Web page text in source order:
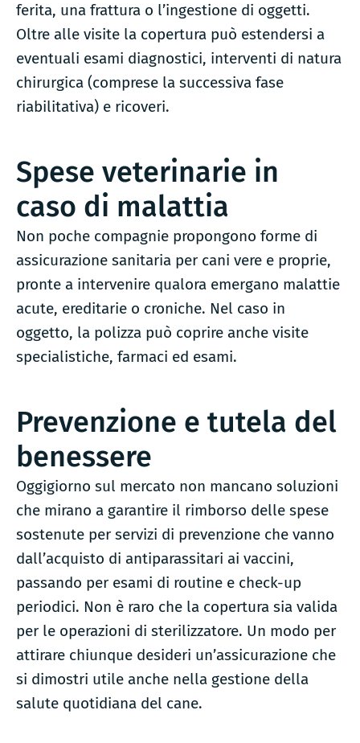
ferita, una frattura o l’ingestione di oggetti.
Oltre alle visite la copertura può estendersi a
eventuali esami diagnostici, interventi di natura
chirurgica (comprese la successiva fase
riabilitativa) e ricoveri.
Spese veterinarie in
caso di malattia
Non poche compagnie propongono forme di
assicurazione sanitaria per cani vere e proprie,
pronte a intervenire qualora emergano malattie
acute, ereditarie o croniche. Nel caso in
oggetto, la polizza può coprire anche visite
specialistiche, farmaci ed esami.
Prevenzione e tutela del
benessere
Oggigiorno sul mercato non mancano soluzioni
che mirano a garantire il rimborso delle spese
sostenute per servizi di prevenzione che vanno
dall’acquisto di antiparassitari ai vaccini,
passando per esami di routine e check-up
periodici. Non è raro che la copertura sia valida
per le operazioni di sterilizzatore. Un modo per
attirare chiunque desideri un’assicurazione che
si dimostri utile anche nella gestione della
salute quotidiana del cane.